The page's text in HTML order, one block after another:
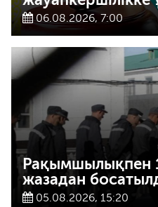
06.08.2026, 7:00
Рақымшылықпен
жазадан
05.08.2026, 15:20